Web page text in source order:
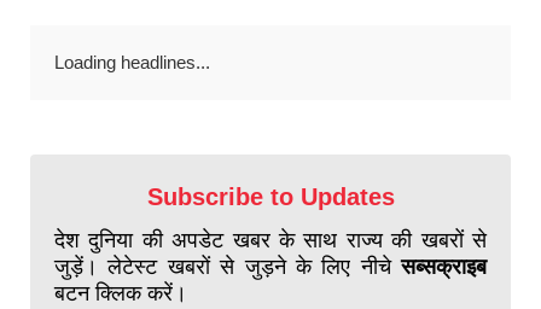
Loading headlines...
Subscribe to Updates
देश दुनिया की अपडेट खबर के साथ राज्य की खबरों से
जुड़ें। लेटेस्ट खबरों से जुड़ने के लिए नीचेसब्सक्राइब
बटन क्लिक करें।